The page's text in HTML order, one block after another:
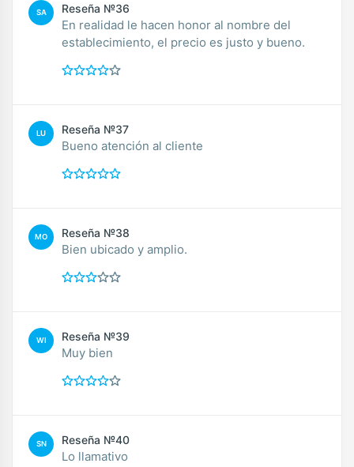
SA Reseña №36
En realidad le hacen honor al nombre del
establecimiento, el precio es justo y bueno.
LU Reseña №37
Bueno atención al cliente
MO Reseña №38
Bien ubicado y amplio.
WI Reseña №39
Muy bien
SN Reseña №40
Lo llamativo